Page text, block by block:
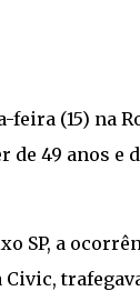
(15) na
49 anos e
SP, a